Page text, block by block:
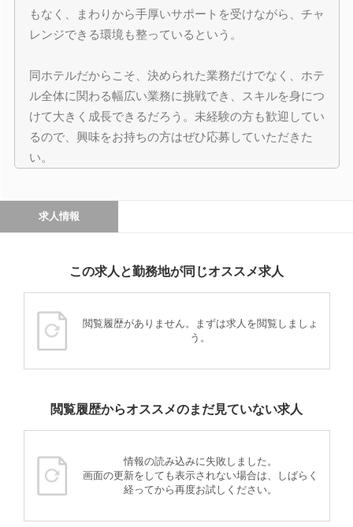
もなく、まわりから手厚いサポートを受けながら、チャ
レンジできる環境も整っているという。
同ホテルだからこそ、決められた業務だけでなく、ホテ
ル全体に関わる幅広い業務に挑戦でき、スキルを身につ
けて大きく成長できるだろう。未経験の方も歓迎してい
るので、興味をお持ちの方はぜひ応募していただきた
い。
求人情報
この求人と勤務地が同じオススメ求人
閲覧履歴がありません。まずは求人を閲覧しましょ
う。
閲覧履歴からオススメのまだ見ていない求人
情報の読み込みに失敗しました。
画面の更新をしても表示されない場合は、しばらく
経ってから再度お試しください。